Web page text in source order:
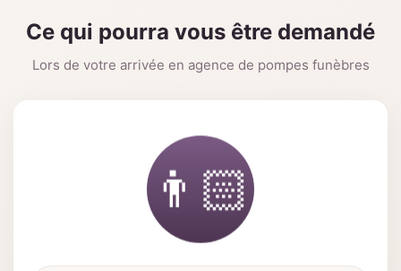
Ce qui pourra vous être demandé
Lors de votre arrivée en agence de pompes funèbres
👨🏻